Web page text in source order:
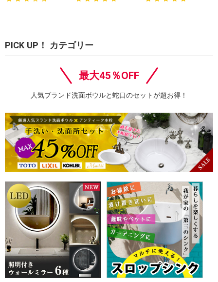
PICK UP！ カテゴリー
最大45％OFF
人気ブランド洗面ボウルと蛇口のセットが超お得！